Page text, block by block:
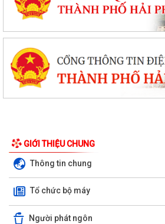
GIỚI THIỆU CHUNG
Thông tin chung
Tổ chức bộ máy
Người phát ngôn
Quyết định phê duyệt kết quả kỳ xét tuyển
XÃ HÙNG THẮNG TỔ CHỨC LỄ CHÀO CỜ
Hải Phòng giảm thời gian giải quyết từ
hành chính
Hội nghị toàn quốc quán triệt và triển
nghị lần thứ ba Ban Chấp hành...
Đảng ủy xã Hùng Thắng tổ chức lớp bồi
trị hè năm 2026